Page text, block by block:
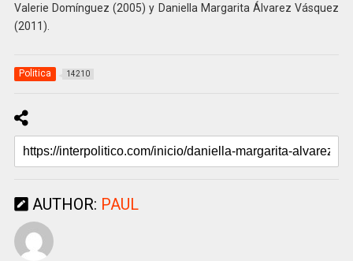
Valerie Domínguez (2005) y Daniella Margarita Álvarez Vásquez
(2011).
Politica 14210
AUTHOR: PAUL